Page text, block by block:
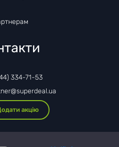
334-71-53
акцію